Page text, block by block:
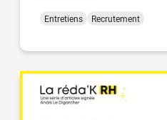
Entretiens Recrutement